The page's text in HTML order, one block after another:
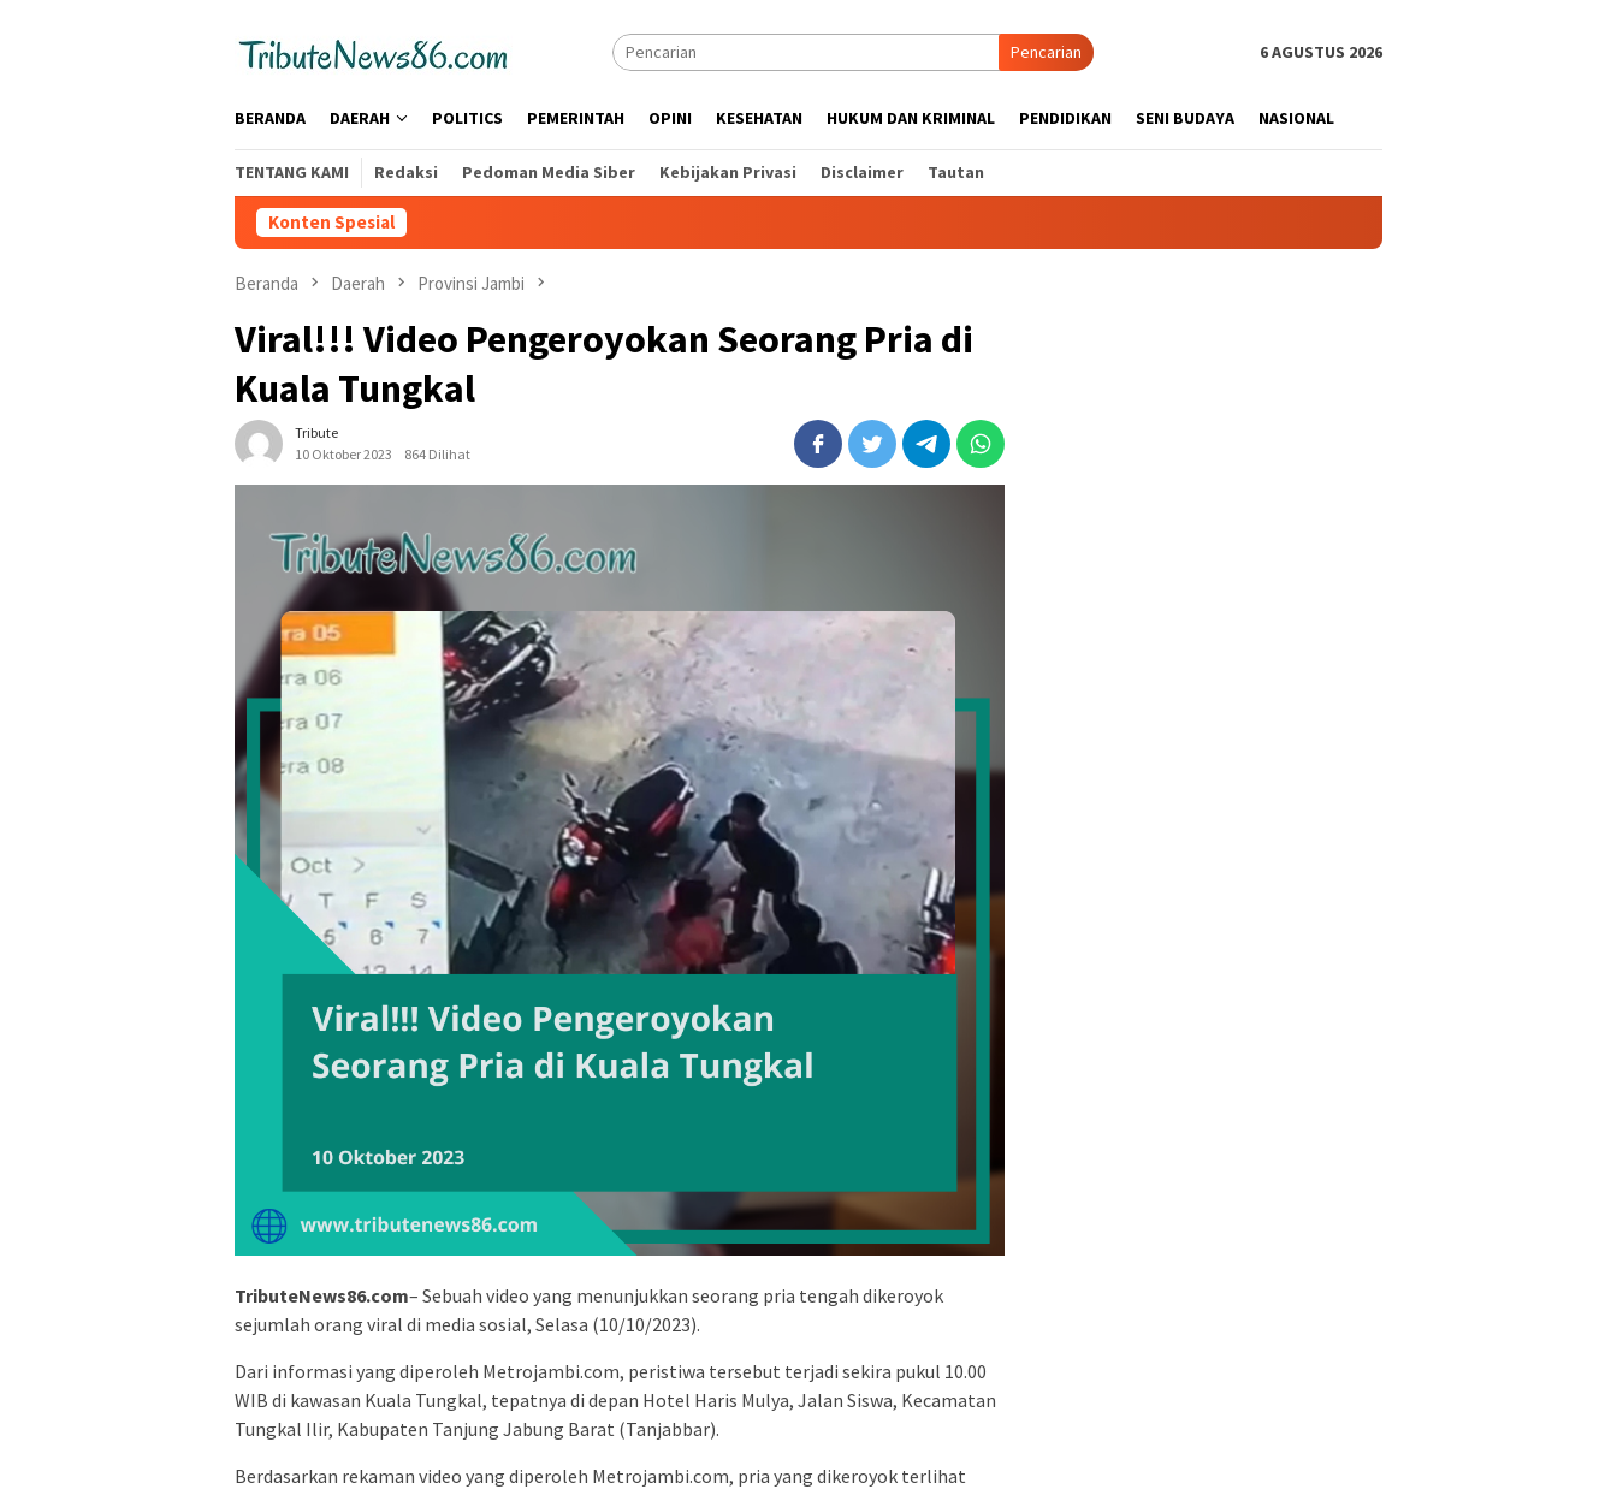
Pencarian 6 AGUSTUS 2026
BERANDA DAERAH POLITICS PEMERINTAH OPINI KESEHATAN HUKUM DAN KRIMINAL PENDIDIKAN SENI BUDAYA NASIONAL
TENTANG KAMI Redaksi Pedoman Media Siber Kebijakan Privasi Disclaimer Tautan
Konten Spesial
Beranda Daerah Provinsi Jambi
Viral!!! Video Pengeroyokan Seorang Pria di
Kuala Tungkal
Tribute
10 Oktober 2023
864 Dilihat
TributeNews86.com– Sebuah video yang menunjukkan seorang pria tengah dikeroyok
sejumlah orang viral di media sosial, Selasa (10/10/2023).
Dari informasi yang diperoleh Metrojambi.com, peristiwa tersebut terjadi sekira pukul 10.00
WIB di kawasan Kuala Tungkal, tepatnya di depan Hotel Haris Mulya, Jalan Siswa, Kecamatan
Tungkal Ilir, Kabupaten Tanjung Jabung Barat (Tanjabbar).
Berdasarkan rekaman video yang diperoleh Metrojambi.com, pria yang dikeroyok terlihat